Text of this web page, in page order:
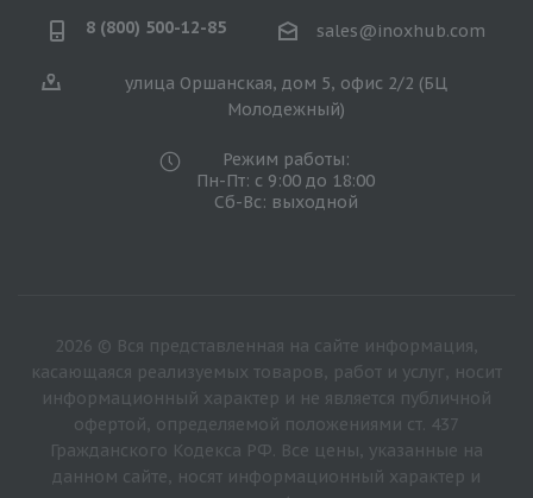
8 (800) 500-12-85 sales@inoxhub.com
улица Оршанская, дом 5, офис 2/2 (БЦ
Молодежный)
Режим работы:
Пн-Пт: с 9:00 до 18:00
Сб-Вс: выходной
2026 © Вся представленная на сайте информация,
касающаяся реализуемых товаров, работ и услуг, носит
информационный характер и не является публичной
офертой, определяемой положениями ст. 437
Гражданского Кодекса РФ. Все цены, указанные на
данном сайте, носят информационный характер и